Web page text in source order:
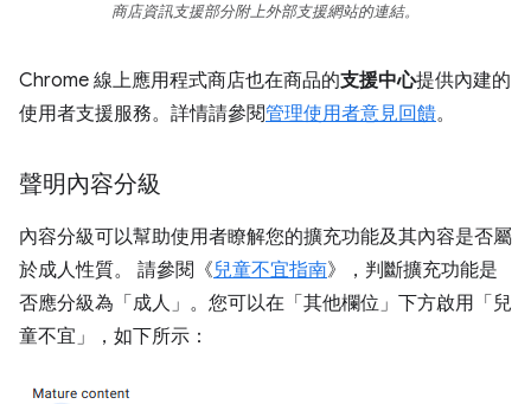
商店資訊支援部分附上外部支援網站的連結。
Chrome 線上應用程式商店也在商品的支援中心提供內建的
使用者支援服務。詳情請參閱管理使用者意見回饋。
聲明內容分級
內容分級可以幫助使用者瞭解您的擴充功能及其內容是否屬
於成人性質。 請參閱《兒童不宜指南》，判斷擴充功能是
否應分級為「成人」。您可以在「其他欄位」 下方啟用「兒
童不宜」
，如下所示：